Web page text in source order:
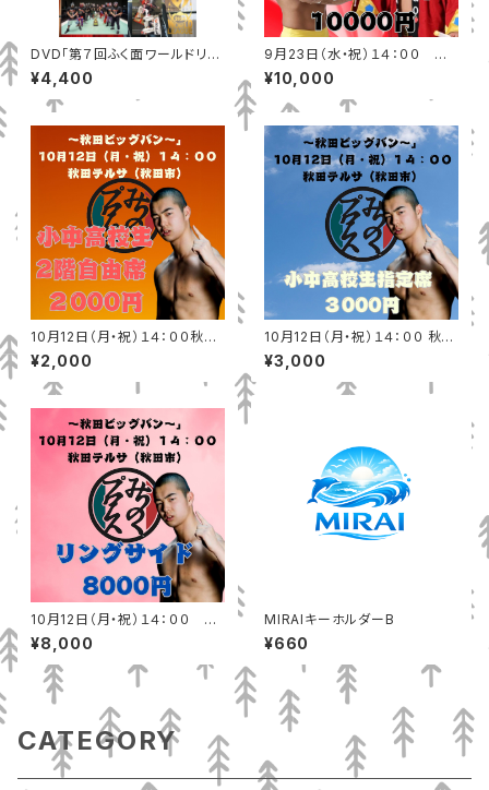
DVD「第７回ふく面ワールドリー
グ戦」
¥4,400
9月23日（水・祝）１４：００ 青
森産業会館（青森市）ロイヤルシ
ート
¥10,000
10月12日（月・祝）１４：００秋田
テルサ（秋田市）小中高校生2階
自由席
¥2,000
10月12日（月・祝）１４：００ 秋田
テルサ（秋田市）小中高校生指定
席
¥3,000
10月12日（月・祝）１４：００ 秋
田テルサ（秋田市）リングサイド
¥8,000
MIRAIキーホルダーB
¥660
CATEGORY